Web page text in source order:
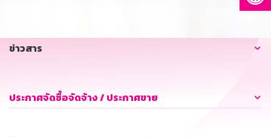
ข่าวสาร
ประกาศจัดซื้อจัดจ้าง / ประกาศขาย